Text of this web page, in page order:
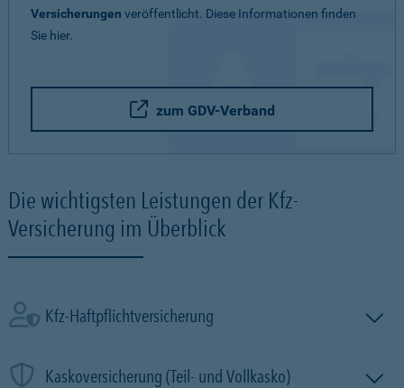
Versicherungen veröffentlicht. Diese Informationen finden
Sie hier.
zum GDV-Verband
Die wichtigsten Leistungen der Kfz-
Versicherung im Überblick
Kfz-Haftpflichtversicherung
Kaskoversicherung (Teil- und Vollkasko)